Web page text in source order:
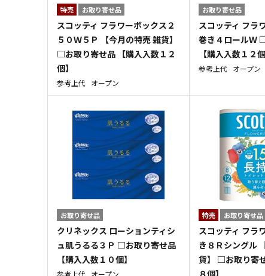
特売 お取り寄せ品
スコッティ フラワーボックス２
５０Ｗ５Ｐ 【今月の特売 雑貨】
□お取り寄せ品 【購入入数１２
個】
参考上代 オープン
お取り寄せ品
スコッティ フラ
巻き４ロールＷ
【購入入数１２個
参考上代 オープン
お取り寄せ品
クリネックス ローションティシ
ュ肌うるる３Ｐ □お取り寄せ品
【購入入数１０個】
特売 お取り寄せ品
スコッティ フラ
き８Ｒシングル
貨】 □お取り寄